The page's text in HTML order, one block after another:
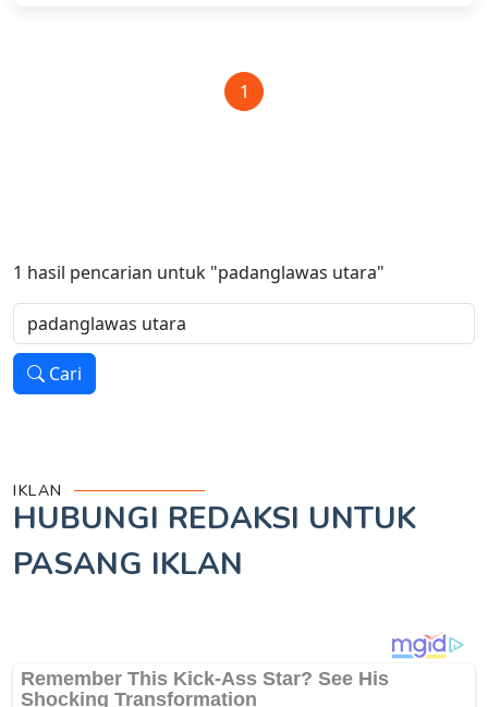
1
1 hasil pencarian untuk "padanglawas utara"
Cari
IKLAN
HUBUNGI REDAKSI UNTUK
PASANG IKLAN